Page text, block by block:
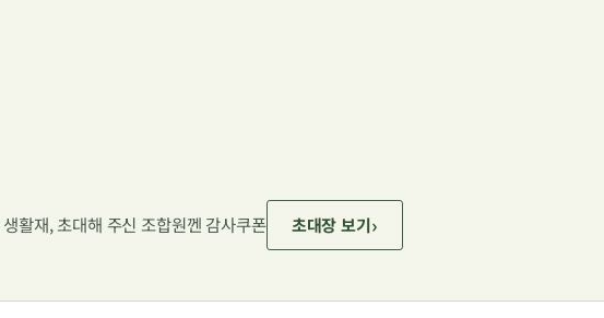
활재, 초대해 주신 조합원껜 감사쿠폰 초대장 보기›